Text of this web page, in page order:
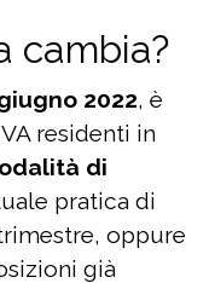
cambia?
2022, è
residenti in
di
pratica di
oppure
già